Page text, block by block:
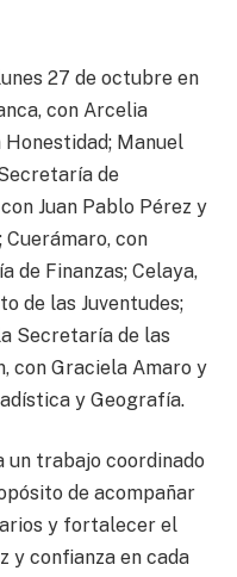
27 de octubre en
con Arcelia
Manuel
de
Juan Pablo Pérez y
con
de Finanzas; Celaya,
de las Juventudes;
Secretaría de las
con Graciela Amaro y
y Geografía.
un trabajo coordinado
de acompañar
y fortalecer el
y confianza en cada